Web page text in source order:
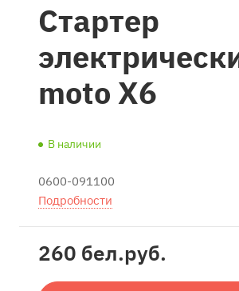
Стартер
moto X6
В наличии
0600-091100
Подробности
260 бел.руб.